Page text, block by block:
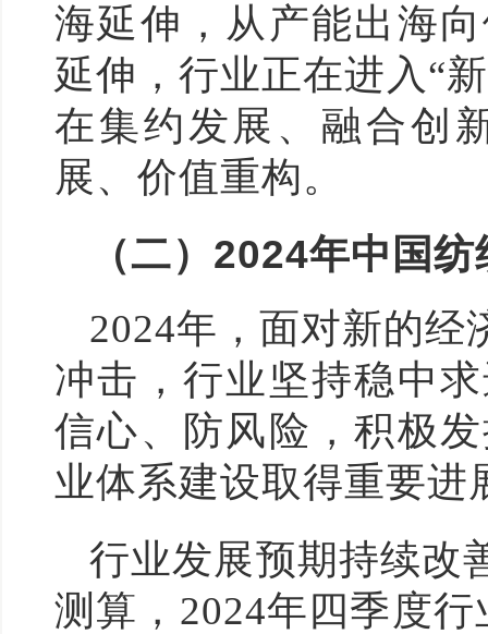
海延伸，从产能出海
延伸，行业正在进入“
在集约发展、融合创
展、价值重构。
（二）2024年中国
2024年，面对新的经
冲击，行业坚持稳中
信心、防风险，积极
业体系建设取得重要进
行业发展预期持续改
测算，2024年四季度